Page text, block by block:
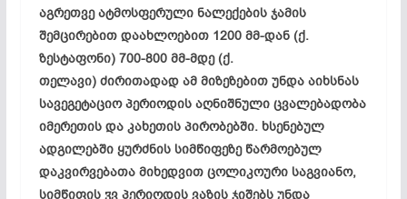
აგრეთვე ატმოსფერული ნალექების ჯამის
შემცირებით დაახლოებით 1200 მმ-დან (ქ.
ზესტაფონი) 700-800 მმ-მდე (ქ.
თელავი) ძირითადად ამ მიზეზებით უნდა აიხსნას
სავეგეტაციო პერიოდის აღნიშნული ცვალებადობა
იმერეთის და კახეთის პირობებში. ხსენებულ
ადგილებში ყურძნის სიმწიფეზე წარმოებულ
დაკვირვებათა მიხედვით ცოლიკოური საგვიანო,
სიმწიფის ჳვ პერიოდის ვაზის ჯიშებს უნდა